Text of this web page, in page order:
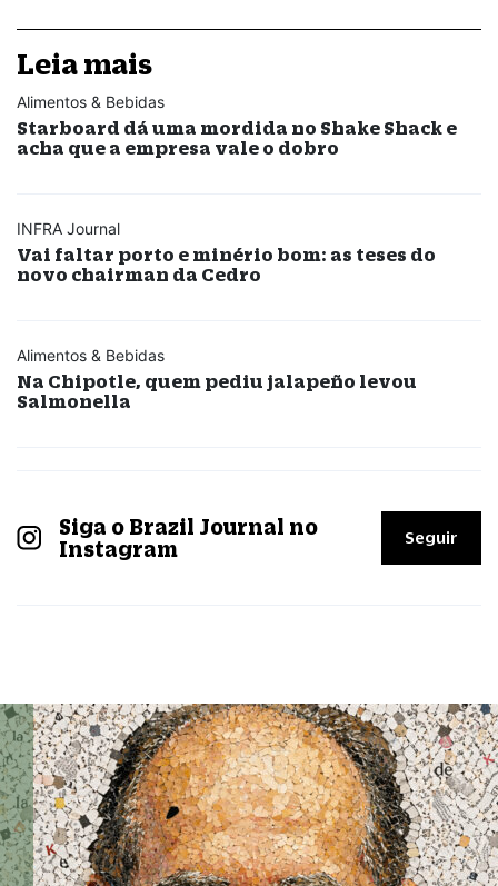
Leia mais
Alimentos & Bebidas
Starboard dá uma mordida no Shake Shack e
acha que a empresa vale o dobro
INFRA Journal
Vai faltar porto e minério bom: as teses do
novo chairman da Cedro
Alimentos & Bebidas
Na Chipotle, quem pediu jalapeño levou
Salmonella
Siga o Brazil Journal no
Instagram
Seguir